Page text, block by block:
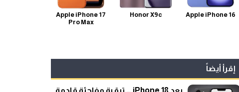
Apple iPhone 16
Honor X9c
Apple iPhone 17
Pro Max
إقرأ أيضاً
بعد iPhone 18 … ترقية مفاجئة قادمة